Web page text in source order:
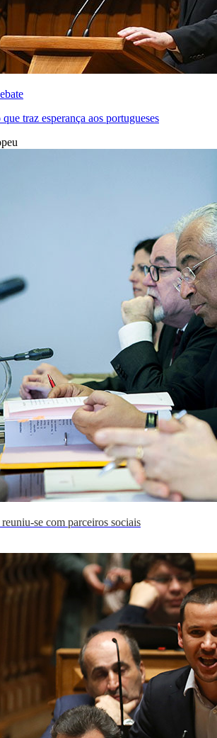
traz esperança aos portugueses
se com parceiros sociais